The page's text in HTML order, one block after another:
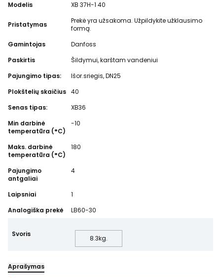
Modelis
XB 37H-1 40
Pristatymas
Prekė yra užsakoma. Užpildykite užklausimo
formą.
Gamintojas
Danfoss
Paskirtis
Šildymui, karštam vandeniui
Pajungimo tipas:
Išor.sriegis, DN25
Plokštelių skaičius 40
Senas tipas:
XB36
Min darbinė
temperatūra (°C)
-10
Maks. darbinė
temperatūra (°C)
180
Pajungimo
antgaliai
4
Laipsniai
1
Analogiška prekė
LB60-30
Svoris
8.3kg.
Aprašymas